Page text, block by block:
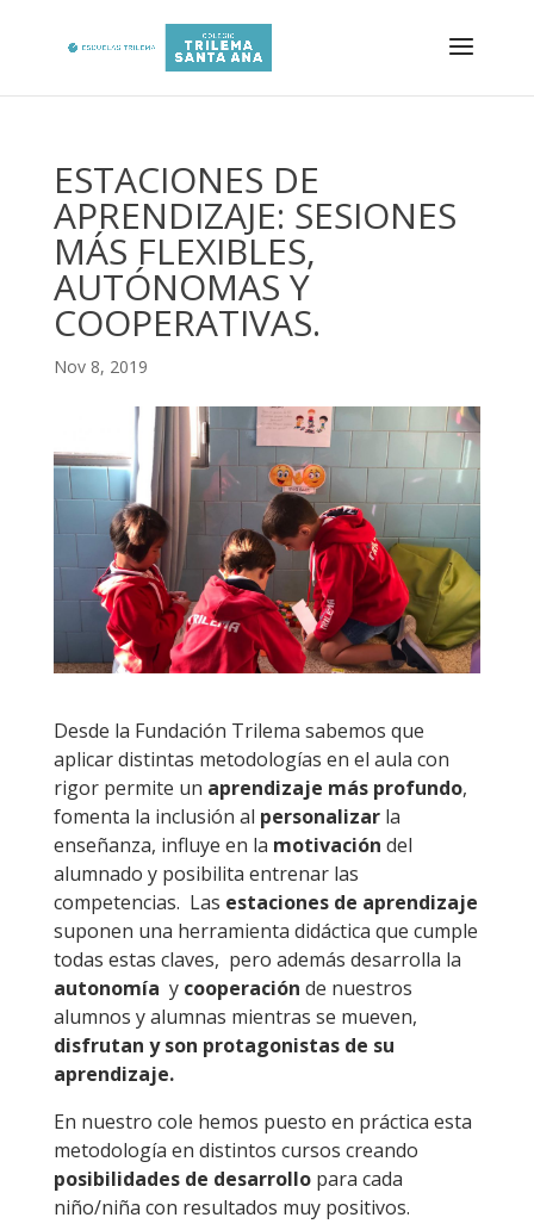
ESTACIONES DE
APRENDIZAJE: SESIONES
MÁS FLEXIBLES,
AUTÓNOMAS Y
COOPERATIVAS.
Nov 8, 2019
Desde la Fundación Trilema sabemos que
aplicar distintas metodologías en el aula con
rigor permite un aprendizaje más profundo,
fomenta la inclusión al personalizar la
enseñanza, influye en la motivación del
alumnado y posibilita entrenar las
competencias. Las estaciones de aprendizaje
suponen una herramienta didáctica que cumple
todas estas claves, pero además desarrolla la
autonomía ycooperación de nuestros
alumnos y alumnas mientras se mueven,
disfrutan y son protagonistas de su
aprendizaje.
En nuestro cole hemos puesto en práctica esta
metodología en distintos cursos creando
posibilidades de desarrollopara cada
niño/niña con resultados muy positivos.